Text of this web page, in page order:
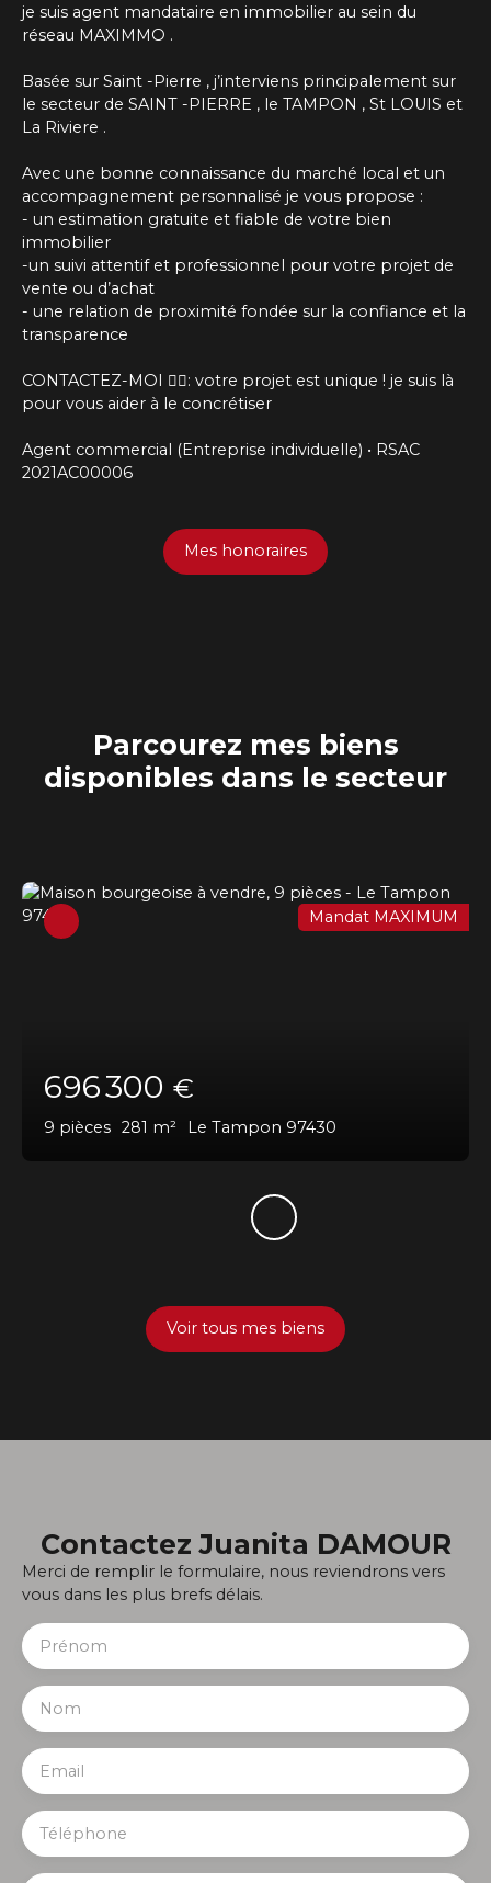
je suis agent mandataire en immobilier au sein du
réseau MAXIMMO .
Basée sur Saint -Pierre , j’interviens principalement sur
le secteur de SAINT -PIERRE , le TAMPON , St LOUIS et
La Riviere .
Avec une bonne connaissance du marché local et un
accompagnement personnalisé je vous propose :
- un estimation gratuite et fiable de votre bien
immobilier
-un suivi attentif et professionnel pour votre projet de
vente ou d’achat
- une relation de proximité fondée sur la confiance et la
transparence
CONTACTEZ-MOI 👉🏽: votre projet est unique ! je suis là
pour vous aider à le concrétiser
Agent commercial (Entreprise individuelle) • RSAC
2021AC00006
Mes honoraires
Parcourez mes biens
disponibles dans le secteur
696 300 €
9 pièces 281 m² Le Tampon 97430
Mandat MAXIMUM
Voir tous mes biens
Contactez Juanita DAMOUR
Merci de remplir le formulaire, nous reviendrons vers
vous dans les plus brefs délais.
Prénom
Nom
Email
Téléphone